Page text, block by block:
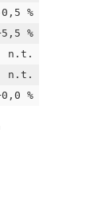
%
%
n.t.
n.t.
%